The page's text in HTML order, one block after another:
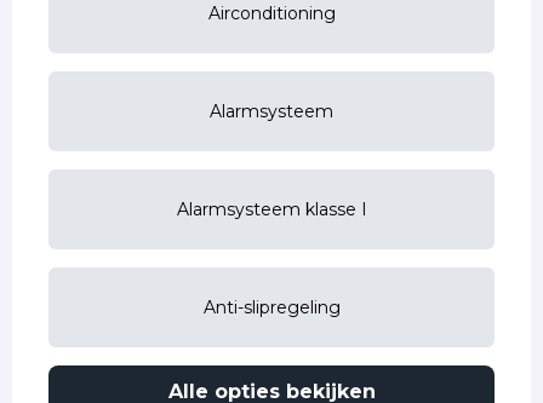
Airconditioning
Alarmsysteem
Alarmsysteem klasse I
Anti-slipregeling
Alle opties bekijken